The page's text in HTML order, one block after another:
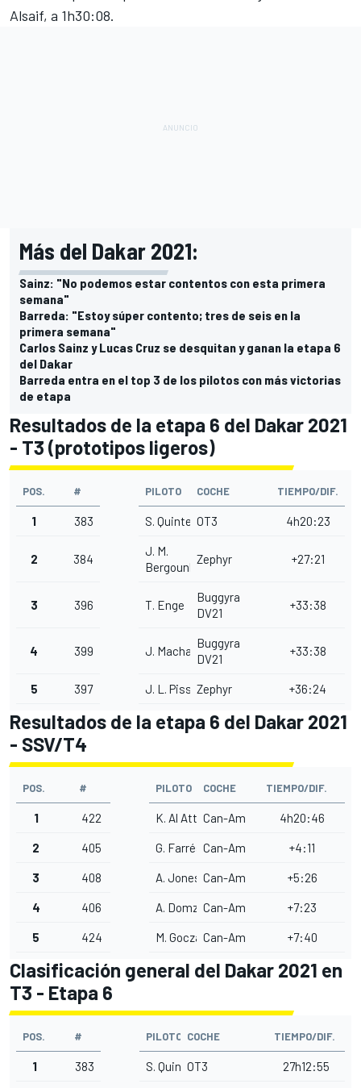
Alsaif, a 1h30:08.
Más del Dakar 2021:
Sainz: "No podemos estar contentos con esta primera
semana"
Barreda: "Estoy súper contento; tres de seis en la
primera semana"
Carlos Sainz y Lucas Cruz se desquitan y ganan la etapa 6
del Dakar
Barreda entra en el top 3 de los pilotos con más victorias
de etapa
Resultados de la etapa 6 del Dakar 2021
- T3 (prototipos ligeros)
POS. # PILOTO COCHE TIEMPO/DIF.
1 383 S. QuinteroOT3 4h20:23
2 384
J. M.
Bergounhe
Zephyr +27:21
3 396 T. Enge
Buggyra
DV21
+33:38
4 399 J. Machacek
Buggyra
DV21
+33:38
5 397 J. L. PissonZephyr +36:24
Resultados de la etapa 6 del Dakar 2021
- SSV/T4
POS. # PILOTO COCHE TIEMPO/DIF.
1 422 K. Al AttiyahCan-Am 4h20:46
2 405 G. Farrés Can-Am +4:11
3 408 A. Jones Can-Am +5:26
4 406 A. DomzalaCan-Am +7:23
5 424 M. GoczalCan-Am +7:40
Clasificación general del Dakar 2021 en
T3 - Etapa 6
POS. # PILOTO COCHE TIEMPO/DIF.
1 383 S. Quintero
OT3 27h12:55